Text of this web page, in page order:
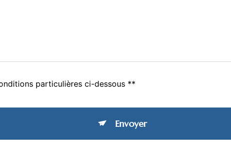
particulières ci-dessous **
Envoyer